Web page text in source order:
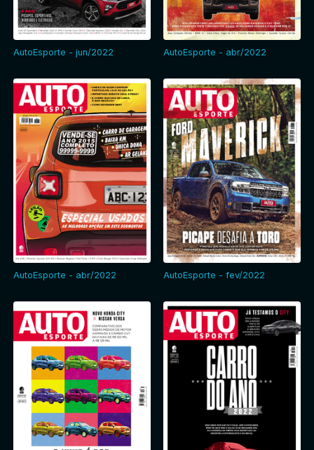
AutoEsporte - jun/2022 AutoEsporte - abr/2022
AutoEsporte - abr/2022 AutoEsporte - fev/2022